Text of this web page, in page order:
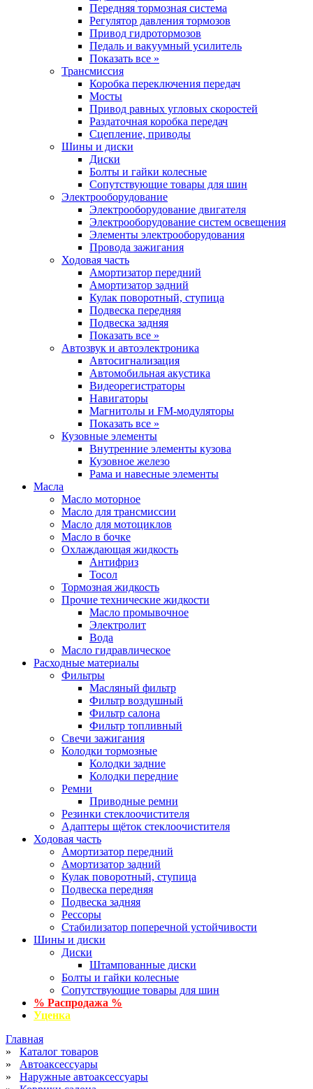
Передняя тормозная система
Регулятор давления тормозов
Привод гидротормозов
Педаль и вакуумный усилитель
Показать все »
Трансмиссия
Коробка переключения передач
Мосты
Привод равных угловых скоростей
Раздаточная коробка передач
Сцепление, приводы
Шины и диски
Диски
Болты и гайки колесные
Сопутствующие товары для шин
Электрооборудование
Электрооборудование двигателя
Электрооборудование систем освещения
Элементы электрооборудования
Провода зажигания
Ходовая часть
Амортизатор передний
Амортизатор задний
Кулак поворотный, ступица
Подвеска передняя
Подвеска задняя
Показать все »
Автозвук и автоэлектроника
Автосигнализация
Автомобильная акустика
Видеорегистраторы
Навигаторы
Магнитолы и FM-модуляторы
Показать все »
Кузовные элементы
Внутренние элементы кузова
Кузовное железо
Рама и навесные элементы
Масла
Масло моторное
Масло для трансмиссии
Масло для мотоциклов
Масло в бочке
Охлаждающая жидкость
Антифриз
Тосол
Тормозная жидкость
Прочие технические жидкости
Масло промывочное
Электролит
Вода
Масло гидравлическое
Расходные материалы
Фильтры
Масляный фильтр
Фильтр воздушный
Фильтр салона
Фильтр топливный
Свечи зажигания
Колодки тормозные
Колодки задние
Колодки передние
Ремни
Приводные ремни
Резинки стеклоочистителя
Адаптеры щёток стеклоочистителя
Ходовая часть
Амортизатор передний
Амортизатор задний
Кулак поворотный, ступица
Подвеска передняя
Подвеска задняя
Рессоры
Стабилизатор поперечной устойчивости
Шины и диски
Диски
Штампованные диски
Болты и гайки колесные
Сопутствующие товары для шин
% Распродажа %
Уценка
Главная
» Каталог товаров
» Автоаксессуары
» Наружные автоаксессуары